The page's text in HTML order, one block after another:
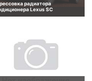
радиатора
Lexus SC